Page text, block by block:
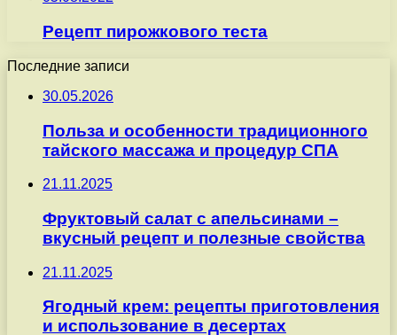
Рецепт пирожкового теста
Последние записи
30.05.2026
Польза и особенности традиционного
тайского массажа и процедур СПА
21.11.2025
Фруктовый салат с апельсинами –
вкусный рецепт и полезные свойства
21.11.2025
Ягодный крем: рецепты приготовления
и использование в десертах